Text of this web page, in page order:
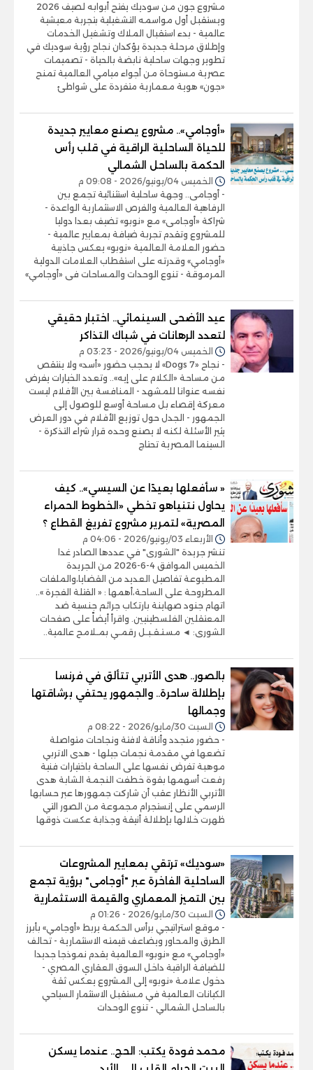
مشروع جون من سوديك يفتح أبوابه لصيف 2026
ويستقبل أول مواسمه التشغيلية بتجربة معيشية
عالمية - بدء استقبال الملاك وتشغيل الخدمات
وإطلاق مرحلة جديدة يؤكدان نجاح رؤية سوديك في
تطوير وجهات ساحلية نابضة بالحياة - تصميمات
عصرية مستوحاة من أجواء ميامي العالمية تمنح
«جون» هوية معمارية متفردة على شواطئ
«أوجامي».. مشروع يصنع معايير جديدة
للحياة الساحلية الراقية في قلب رأس
الحكمة بالساحل الشمالي
الخميس 04/يونيو/2026 - 09:08 م
- أوجامى.. وجهة ساحلية استثنائية تجمع بين
الرفاهية العالمية والفرص الاستثمارية الواعدة -
شراكة «أوجامى» مع «نوبو» تضيف بعدا دوليا
للمشروع وتقدم تجربة ضيافة بمعايير عالمية -
حضور العلامة العالمية «نوبو» يعكس جاذبية
«أوجامي» وقدرته على استقطاب العلامات الدولية
المرموقة - تنوع الوحدات والمساحات فى «أوجامي»
عيد الأضحى السينمائي.. اختبار حقيقي
لتعدد الرهانات في شباك التذاكر
الخميس 04/يونيو/2026 - 03:23 م
- نجاح «7 Dogs» لا يحجب حضور «أسد» ولا ينتقص
من مساحة «الكلام على إيه».. وتعدد الخيارات يفرض
نفسه عنوانا للمشهد - المنافسة بين الأفلام ليست
معركة إقصاء بل مساحة أوسع للوصول إلى
الجمهور - الجدل حول توزيع الأفلام في دور العرض
يثير الأسئلة لكنه لا يصنع وحده قرار شراء التذكرة -
السينما المصرية تحتاج
« سأفعلها بعيدًا عن السيسي».. كيف
يحاول نتنياهو تخطي «الخطوط الحمراء
المصرية» لتمرير مشروع تفريغ القطاع ؟
الأربعاء 03/يونيو/2026 - 04:06 م
تنشر جريدة "الشورى" في عددها الصادر غدا
الخميس الموافق 4-6-2026 من الجريدة
المطبوعة تفاصيل العديد من القضايا،والملفات
المطروحة على الساحة،أهمها : « القتلة الفجرة »..
اتهام جنود صهاينة بارتكاب جرائم جنسية ضد
المعتقلين الفلسطينيين. واقرأ أيضاً على صفحات
الشورى: ◄ مسـتـقـبـل رقمـي بمـلامح عالمية..
بالصور.. هدى الأتربي تتألق في فرنسا
بإطلالة ساحرة.. والجمهور يحتفي برشاقتها
وجمالها
السبت 30/مايو/2026 - 08:22 م
- حضور متجدد وأناقة لافتة ونجاحات متواصلة
تضعها في مقدمة نجمات جيلها - هدى الاتربي
موهبة تفرض نفسها على الساحة باختيارات فنية
رفعت أسهمها بقوة خطفت النجمة الشابة هدى
الأتربي الأنظار عقب أن شاركت جمهورها عبر حسابها
الرسمي على إنستجرام مجموعة من الصور التي
ظهرت خلالها بإطلالة أنيقة وجذابة عكست ذوقها
«سوديك» ترتقي بمعايير المشروعات
الساحلية الفاخرة عبر "أوجامى" برؤية تجمع
بين التميز المعماري والقيمة الاستثمارية
السبت 30/مايو/2026 - 01:26 م
- موقع استراتيجي برأس الحكمة يربط «أوجامي» بأبرز
الطرق والمحاور ويضاعف قيمته الاستثمارية - تحالف
«أوجامي» مع «نوبو» العالمية يقدم نموذجا جديدا
للضيافة الراقية داخل السوق العقاري المصري -
دخول علامة «نوبو» إلى المشروع يعكس ثقة
الكيانات العالمية في مستقبل الاستثمار السياحي
بالساحل الشمالي - تنوع الوحدات
محمد فودة يكتب: الحج.. عندما يسكن